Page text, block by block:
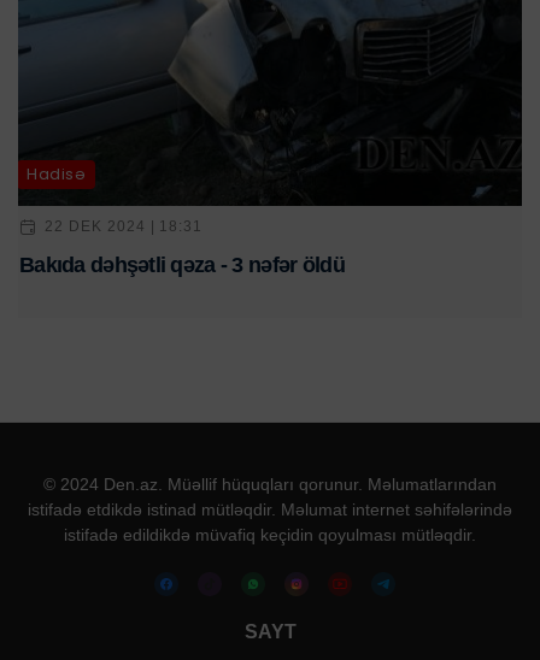
Hadisə
22 DEK 2024 | 18:31
Bakıda dəhşətli qəza - 3 nəfər öldü
© 2024 Den.az. Müəllif hüquqları qorunur. Məlumatlarından
istifadə etdikdə istinad mütləqdir. Məlumat internet səhifələrində
istifadə edildikdə müvafiq keçidin qoyulması mütləqdir.
SAYT